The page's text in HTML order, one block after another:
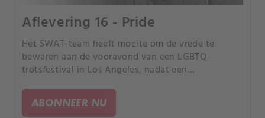
Aflevering 16 - Pride
Het SWAT-team heeft moeite om de vrede te
bewaren aan de vooravond van een LGBTQ-
trotsfestival in Los Angeles, nadat een
die tot verder geweld leidt. Terwijl Chris bezorgd
wordt over de oproep van haar mede-LHBTQ-
ABONNEER NU